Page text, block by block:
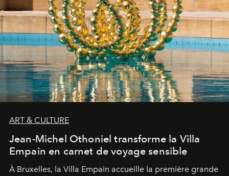
ART & CULTURE
Jean-Michel Othoniel transforme la Villa
Empain en carnet de voyage sensible
À Bruxelles, la Villa Empain accueille la première grande